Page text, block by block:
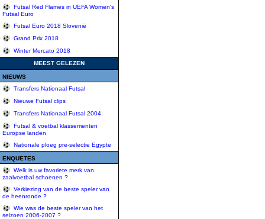
Futsal Red Flames in UEFA Women's
Futsal Euro
Futsal Euro 2018 Slovenië
Grand Prix 2018
Winter Mercato 2018
MEEST GELEZEN
NIEUWS
Transfers Nationaal Futsal
Nieuwe Futsal clips
Transfers Nationaal Futsal 2004
Futsal & voetbal klassementen
Europse landen
Nationale ploeg pre-selectie Egypte
ENQUETES
Welk is uw favoriete merk van
zaalvoetbal schoenen ?
Verkiezing van de beste speler van
de heenronde ?
Wie was de beste speler van het
seizoen 2006-2007 ?